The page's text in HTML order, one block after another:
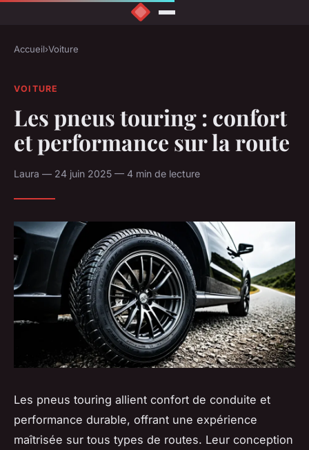
Accueil›Voiture
VOITURE
Les pneus touring : confort
et performance sur la route
Laura — 24 juin 2025 — 4 min de lecture
Les pneus touring allient confort de conduite et
performance durable, offrant une expérience
maîtrisée sur tous types de routes. Leur conception